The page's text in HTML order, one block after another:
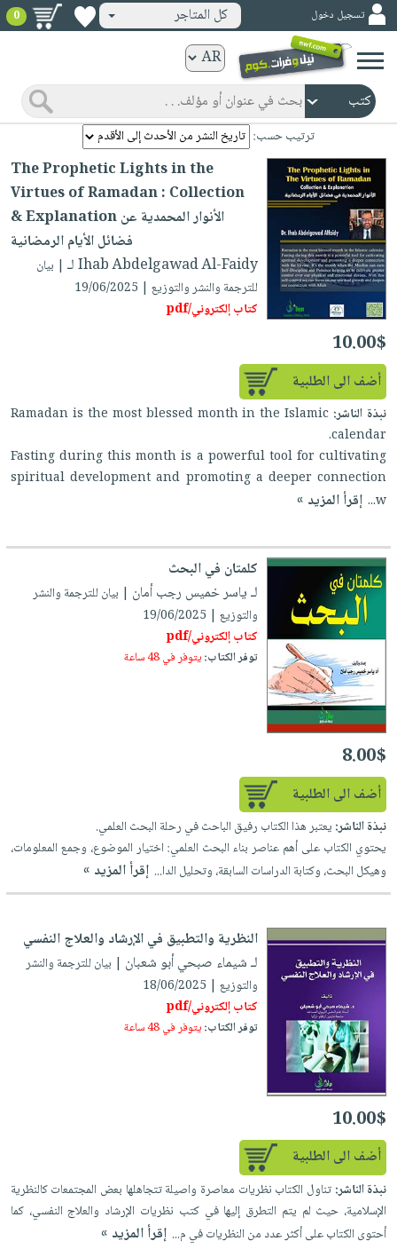
ورقية
المواضيع
صدر
حديثاً
الأكثر
مبيعاً
جوائز
شحن
مخفض
عروض
خاصة
صفحات
مشوقة
إختياراتنا
كتب
أكاديمية
صندوق
English
books
الكترونية
الصفحة
الرئيسية
صدر
حديثاً
الأكثر
مبيعاً
كتب
مجانية
إختياراتنا
iKitab
بلا
حدود
أسئلة
طرحها
تحميل
iKitab
على
Android
تحميل
iKitab
على
Apple
كتب
صوتية
الصفحة
الرئيسية
masmu3
بلا
حدود
أسئلة
يتكرر
طرحها
تحميل
masmu3
Android
تحميل
masmu3
على
Apple
أطفال
وناشئة
الصفحة
الرئيسية
المواضيع
الأكثر
مبيعاً
وسائل
صندوق
القراءة
جوائز
وسائل
تعليمية
الصحة
والعناية
الكل
أجهزة
العناية
الشخصية
العناية
وتصفيف
الشعر
العناية
بالجسم
العناية
بالأسنان
الحمية
والتغذية
المطبخ
والسفرة
الكل
أواني
الطهي
أدوات
الخبز
أدوات
المائدة
الأوعية
والتخزين
أدوات
المطبخ
متجر
الهدايا
أقسام
الأكثر
مبيعاً
العودة
للمدارس
كتب
اكسسوارات
منزلية
اكسسوارات
ملابس
مطرزات
حقائب
حلي
عناية
بالذات
صابون
أطفال
شحن
مجاني
بنود
مختارة
اشتراكات
كل
الاشتراكات
صندوق
القراءة
iKitab
بلا
بحث
متقدم
نيل
وفرات
عن
الشركة
سياسة
الشركة
فيديوهات
أسئلة
حسابك
لائحة
الأمنيات
عربة
التسوق
تسجيل دخول كل المتاجر 0
ترتيب حسب:
The Prophetic Lights in the
Virtues of Ramadan : Collection
& Explanation الأنوار المحمدية عن
فضائل الأيام الرمضانية
لـ Ihab Abdelgawad Al-Faidy | بيان
للترجمة والنشر والتوزيع | 19/06/2025
كتاب إلكتروني/pdf
10.00$
أضف الى الطلبية
نبذة الناشر: Ramadan is the most blessed month in the Islamic
calendar.
Fasting during this month is a powerful tool for cultivating
spiritual development and promoting a deeper connection
w...
إقرأ المزيد »
كلمتان في البحث
لـ ياسر خميس رجب أمان | بيان للترجمة والنشر
والتوزيع | 19/06/2025
كتاب إلكتروني/pdf
توفر الكتاب:يتوفر في 48 ساعة
8.00$
أضف الى الطلبية
نبذة الناشر: يعتبر هذا الكتاب رفيق الباحث في رحلة البحث العلمي.
يحتوي الكتاب على أهم عناصر بناء البحث العلمي: اختيار الموضوع، وجمع المعلومات،
وهيكل البحث، وكتابة الدراسات السابقة، وتحليل الدا... إقرأ المزيد »
النظرية والتطبيق في الإرشاد والعلاج النفسي
لـ شيماء صبحي أبو شعبان | بيان للترجمة والنشر
والتوزيع | 18/06/2025
كتاب إلكتروني/pdf
توفر الكتاب:يتوفر في 48 ساعة
10.00$
أضف الى الطلبية
نبذة الناشر:تناول الكتاب نظريات معاصرة واصيلة تتجاهلها بعض المجتمعات كالنظرية
الإسلامية، حيث لم يتم التطرق إليها في كتب نظريات الإرشاد والعلاج النفسي، كما
أحتوى الكتاب على أكثر عدد من النظريات في م... إقرأ المزيد »